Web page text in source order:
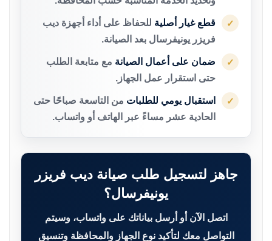
✓ قطع غيار أصلية للحفاظ على أداء أجهزة ديب
فريزر يونيفرسال بعد الصيانة.
✓ ضمان على أعمال الصيانة مع متابعة الطلب
حتى استقرار عمل الجهاز.
✓ استقبال يومي للطلبات من التاسعة صباحًا حتى
الحادية عشر مساءً عبر الهاتف أو واتساب.
جاهز لتسجيل طلب صيانة ديب فريزر
يونيفرسال؟
اتصل الآن أو أرسل بياناتك على واتساب، وسيتم
التواصل معك لتأكيد نوع الجهاز والمحافظة وتنسيق